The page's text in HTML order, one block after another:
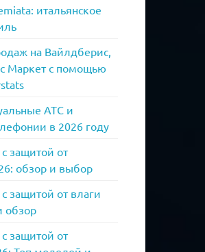
итальянское
на Вайлдберис,
Маркет с помощью
АТС и
в 2026 году
защитой от
обзор и выбор
защитой от влаги
обзор
защитой от